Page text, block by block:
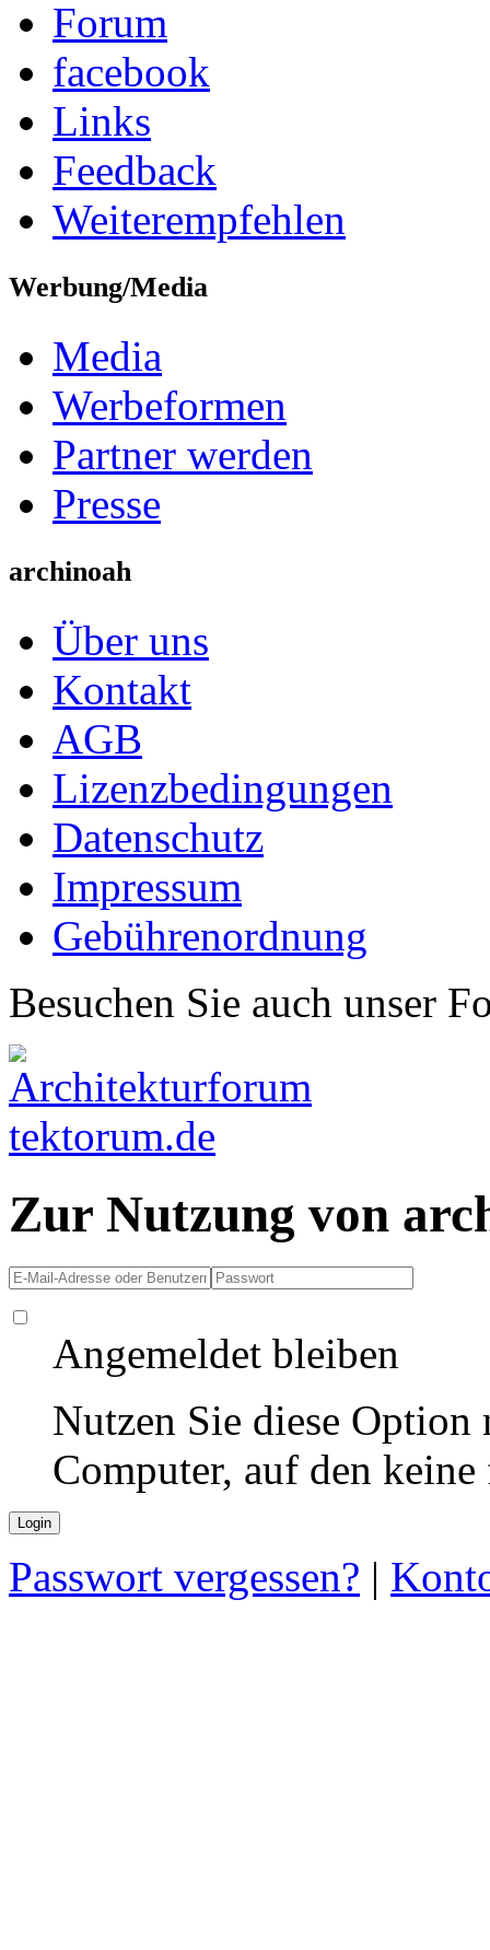
Forum
facebook
Links
Feedback
Weiterempfehlen
Werbung/Media
Media
Werbeformen
Partner werden
Presse
archinoah
Über uns
Kontakt
AGB
Lizenzbedingungen
Datenschutz
Impressum
Gebührenordnung
Besuchen Sie auch unser
Zur Nutzung von
Angemeldet bleiben
Nutzen Sie diese
Computer, auf den
Passwort vergessen? |